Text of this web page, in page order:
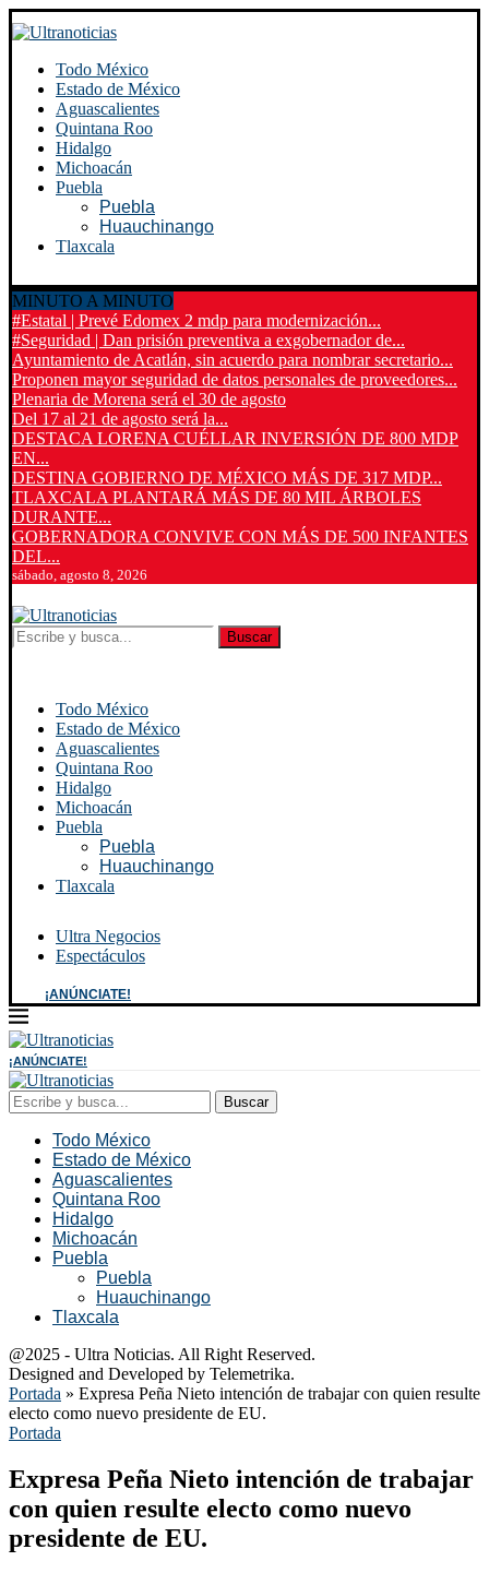
Todo México
Estado de México
Aguascalientes
Quintana Roo
Hidalgo
Michoacán
Puebla
Puebla
Huauchinango
Tlaxcala
MINUTO A MINUTO
#Estatal | Prevé Edomex 2 mdp para modernización...
#Seguridad | Dan prisión preventiva a exgobernador de...
Ayuntamiento de Acatlán, sin acuerdo para nombrar secretario...
Proponen mayor seguridad de datos personales de proveedores...
Plenaria de Morena será el 30 de agosto
Del 17 al 21 de agosto será la...
DESTACA LORENA CUÉLLAR INVERSIÓN DE 800 MDP
EN...
DESTINA GOBIERNO DE MÉXICO MÁS DE 317 MDP...
TLAXCALA PLANTARÁ MÁS DE 80 MIL ÁRBOLES
DURANTE...
GOBERNADORA CONVIVE CON MÁS DE 500 INFANTES
DEL...
sábado, agosto 8, 2026
Buscar
Todo México
Estado de México
Aguascalientes
Quintana Roo
Hidalgo
Michoacán
Puebla
Puebla
Huauchinango
Tlaxcala
Ultra Negocios
Espectáculos
¡ANÚNCIATE!
¡ANÚNCIATE!
Buscar
Todo México
Estado de México
Aguascalientes
Quintana Roo
Hidalgo
Michoacán
Puebla
Puebla
Huauchinango
Tlaxcala
@2025 - Ultra Noticias. All Right Reserved.
Designed and Developed by Telemetrika.
Portada » Expresa Peña Nieto intención de trabajar con quien resulte
electo como nuevo presidente de EU.
Portada
Expresa Peña Nieto intención de trabajar
con quien resulte electo como nuevo
presidente de EU.